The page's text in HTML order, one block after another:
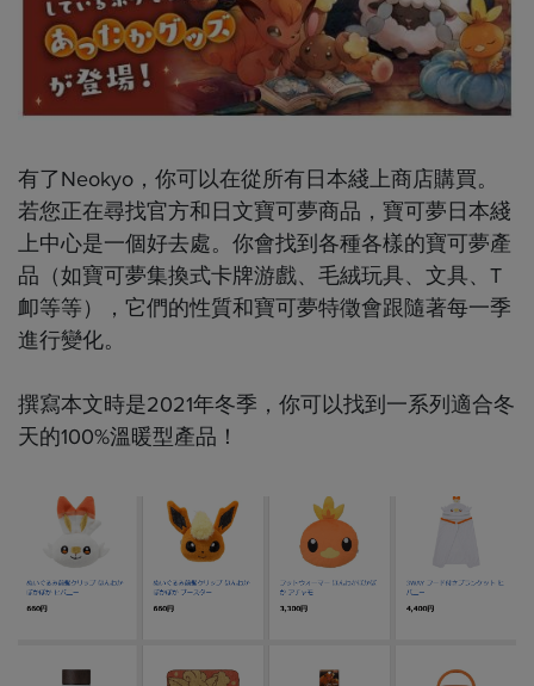
有了Neokyo，你可以在從所有日本綫上商店購買。
若您正在尋找官方和日文寶可夢商品，寶可夢日本綫
上中心是一個好去處。你會找到各種各樣的寶可夢產
品（如寶可夢集換式卡牌游戲、毛絨玩具、文具、T
卹等等），它們的性質和寶可夢特徵會跟隨著每一季
進行變化。
撰寫本文時是2021年冬季，你可以找到一系列適合冬
天的100%溫暖型產品！